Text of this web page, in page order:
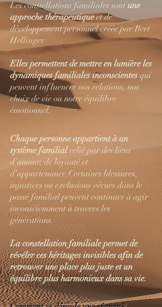
Les constellations familiales sont une
approche thérapeutiqueet de
développement personnel créée par Bert
Hellinger.
Elles permettent de mettre en lumière les
dynamiques familiales inconscientesqui
peuvent influencer nos relations, nos
choix de vie ou notre équilibre
émotionnel.
Chaque personne appartient à un
système familialrelié par des liens
d’amour, de loyauté et
d’appartenance.Certaines blessures,
injustices ou exclusions vécues dans le
passé familial peuvent continuer à agir
inconsciemment à travers les
générations.
La constellation familiale permet de
révéler ces héritages invisibles afin de
retrouver une place plus juste et un
équilibre plus harmonieux dans sa vie.